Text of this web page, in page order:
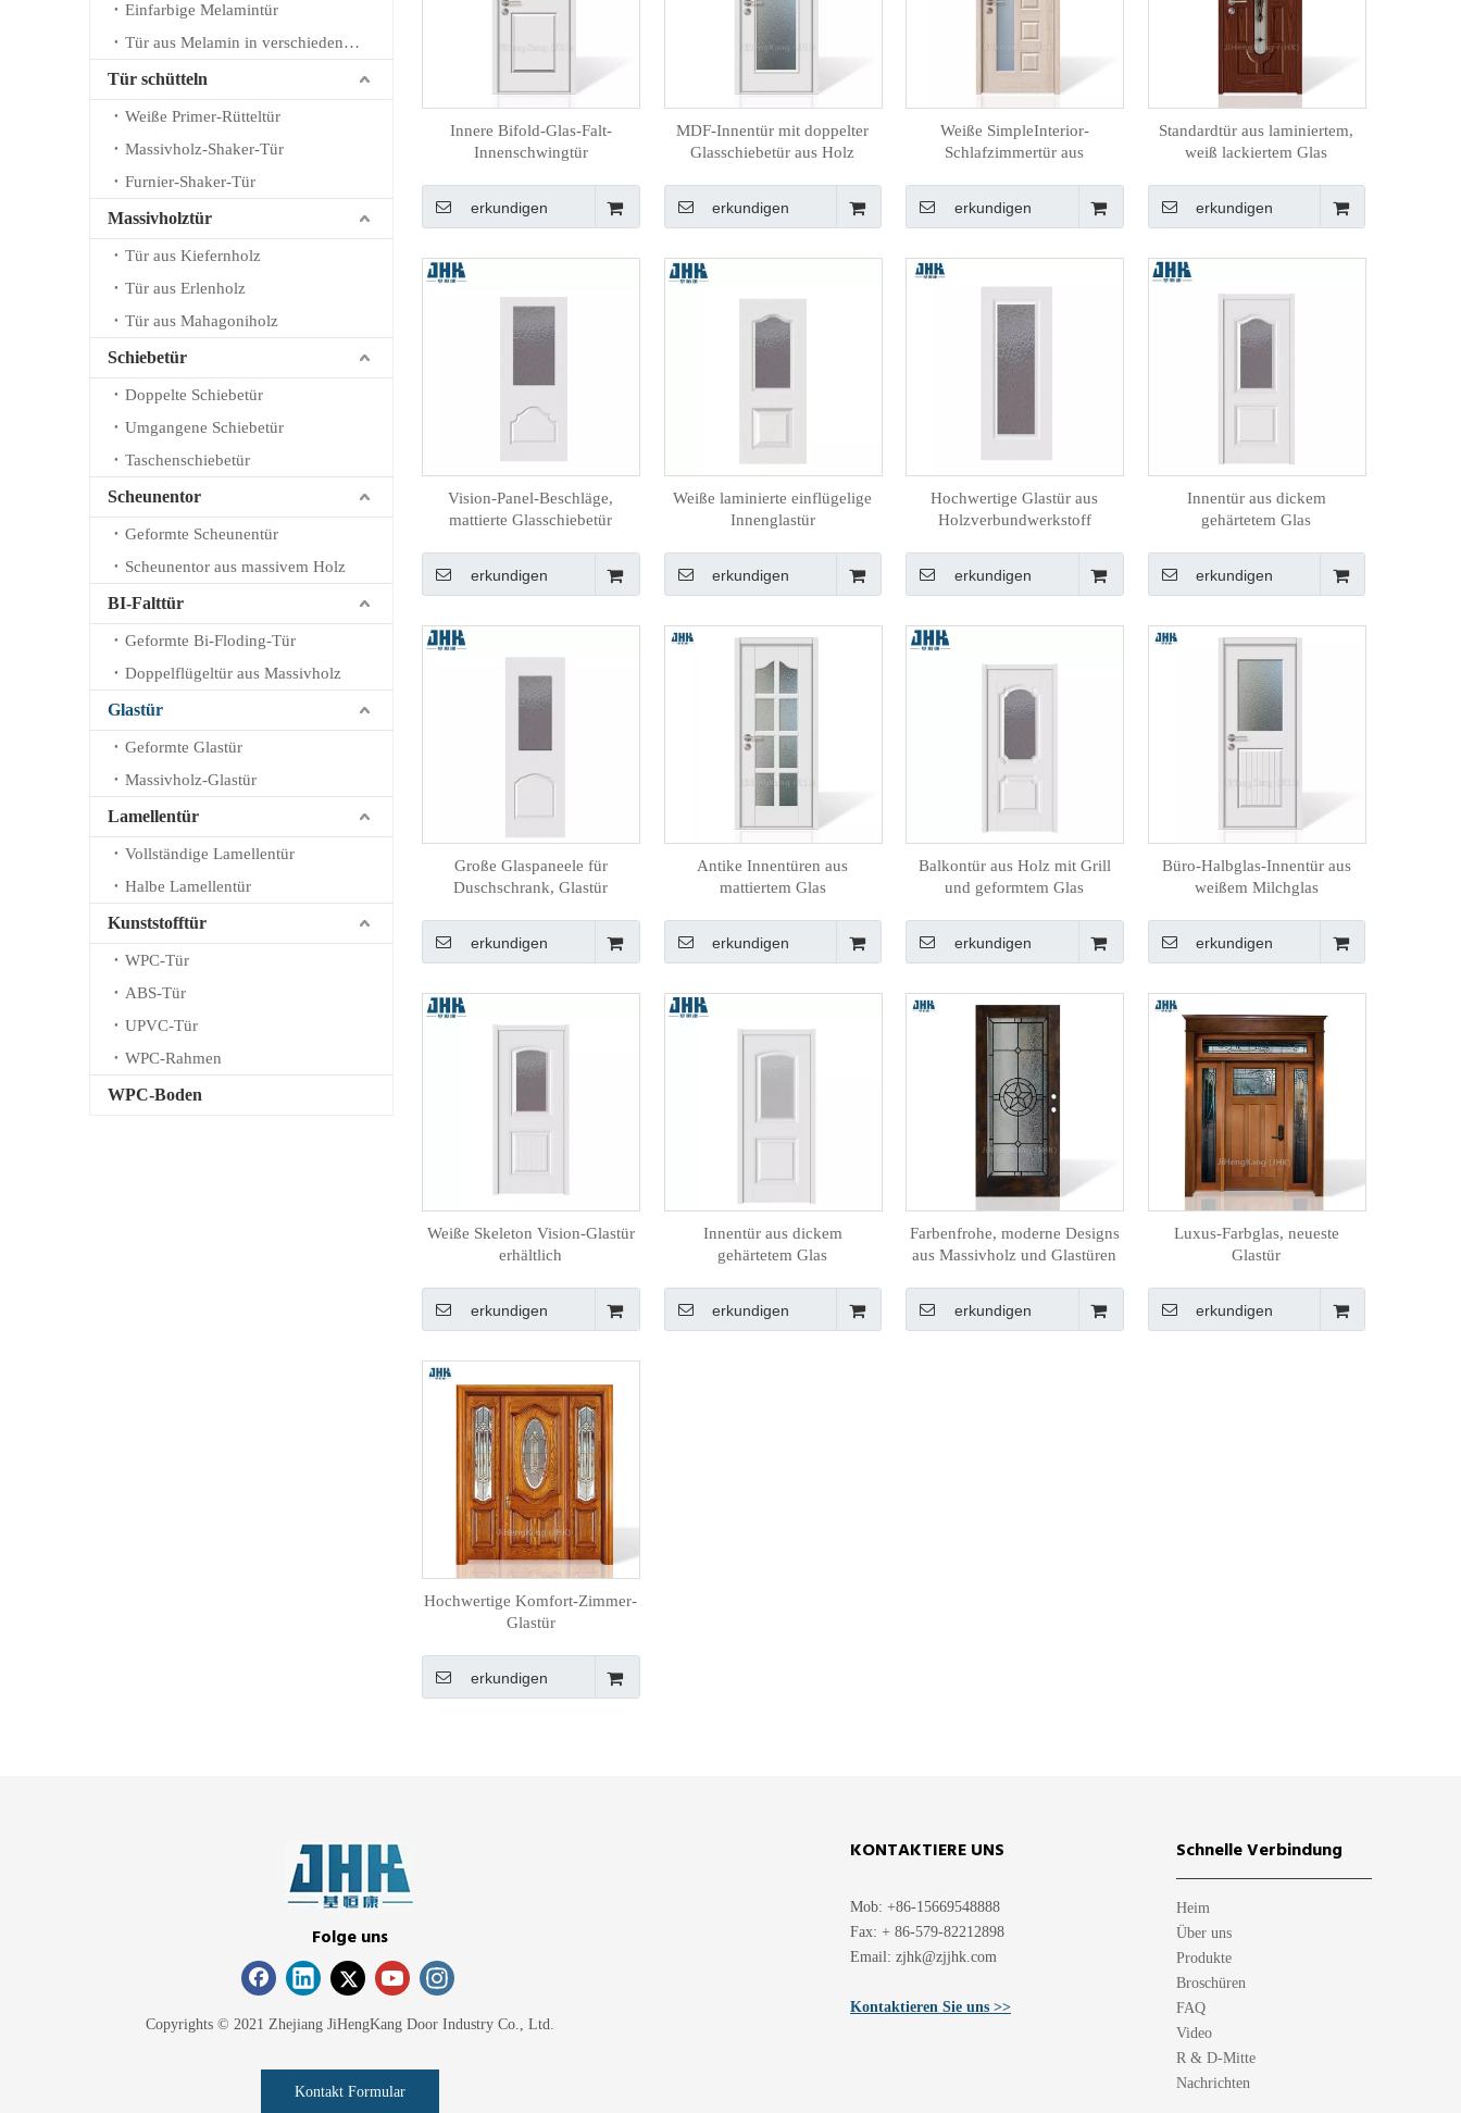
Einfarbige Melamintür
Tür aus Melamin in verschiedenen Farben
Tür schütteln
Weiße Primer-Rütteltür
Massivholz-Shaker-Tür
Furnier-Shaker-Tür
Massivholztür
Tür aus Kiefernholz
Tür aus Erlenholz
Tür aus Mahagoniholz
Schiebetür
Doppelte Schiebetür
Umgangene Schiebetür
Taschenschiebetür
Scheunentor
Geformte Scheunentür
Scheunentor aus massivem Holz
BI-Falttür
Geformte Bi-Floding-Tür
Doppelflügeltür aus Massivholz
Glastür
Geformte Glastür
Massivholz-Glastür
Lamellentür
Vollständige Lamellentür
Halbe Lamellentür
Kunststofftür
WPC-Tür
ABS-Tür
UPVC-Tür
WPC-Rahmen
WPC-Boden
Innere Bifold-Glas-Falt-
Innenschwingtür
erkundigen
MDF-Innentür mit doppelter
Glasschiebetür aus Holz
erkundigen
Weiße SimpleInterior-
Schlafzimmertür aus
erkundigen
Standardtür aus laminiertem,
weiß lackiertem Glas
erkundigen
Vision-Panel-Beschläge,
mattierte Glasschiebetür
erkundigen
Weiße laminierte einflügelige
Innenglastür
erkundigen
Hochwertige Glastür aus
Holzverbundwerkstoff
erkundigen
Innentür aus dickem
gehärtetem Glas
erkundigen
Große Glaspaneele für
Duschschrank, Glastür
erkundigen
Antike Innentüren aus
mattiertem Glas
erkundigen
Balkontür aus Holz mit Grill
und geformtem Glas
erkundigen
Büro-Halbglas-Innentür aus
weißem Milchglas
erkundigen
Weiße Skeleton Vision-Glastür
erhältlich
erkundigen
Innentür aus dickem
gehärtetem Glas
erkundigen
Farbenfrohe, moderne Designs
aus Massivholz und Glastüren
erkundigen
Luxus-Farbglas, neueste
Glastür
erkundigen
Hochwertige Komfort-Zimmer-
Glastür
erkundigen
Folge uns
Copyrights © 2021 Zhejiang JiHengKang Door Industry Co., Ltd.
Kontakt Formular
KONTAKTIERE UNS
Mob: +86-15669548888
Fax: + 86-579-82212898
Email: zjhk@zjjhk.com
Kontaktieren Sie uns >>
Schnelle Verbindung
Heim
Über uns
Produkte
Broschüren
FAQ
Video
R & D-Mitte
Nachrichten